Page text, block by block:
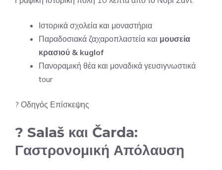
Ιστορικά σχολεία και μοναστήρια
Παραδοσιακά ζαχαροπλαστεία και μουσεία
κρασιού & kuglof
Πανοραμική θέα και μοναδικά γευσιγνωστικά
tour
? Οδηγός Επίσκεψης
? Salaš και Čarda:
Γαστρονομική Απόλαυση